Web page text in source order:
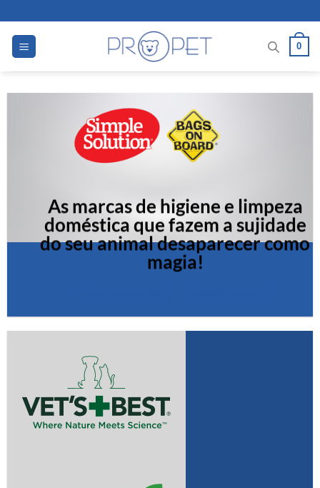
to
content
0
As marcas de higiene e limpeza
doméstica que fazem a sujidade
do seu animal desaparecer como
magia!